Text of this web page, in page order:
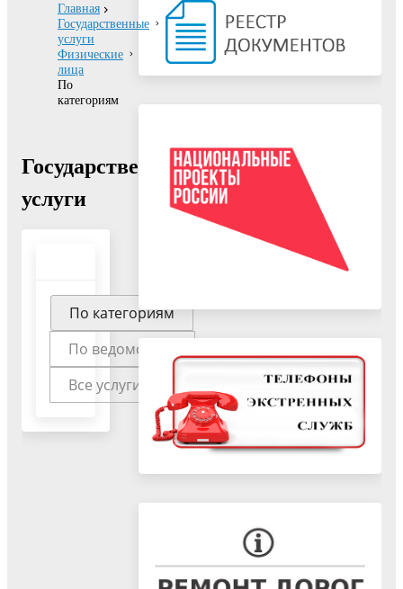
Главная
Государственные
услуги
Физические
лица
По
категориям
Государственные
услуги
По категориям
По ведомствам
Все услуги